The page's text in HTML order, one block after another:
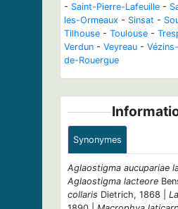
- Saint-Pierre-Lafeuille -
les-Ormeaux - Sinsat -
Tilhouse - Toulouse -
Verdun - Veyreau -
de-Rouergue
Synonymes
Aglaostigma aucupariae
Aglaostigma lacteore
collaris Dietrich, 1868 |